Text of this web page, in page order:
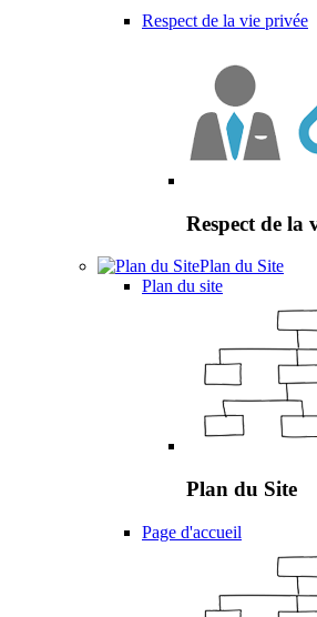
Respect de la vie privée
Respect de la
Plan du Site
Plan du site
Plan du Site
Page d'accueil